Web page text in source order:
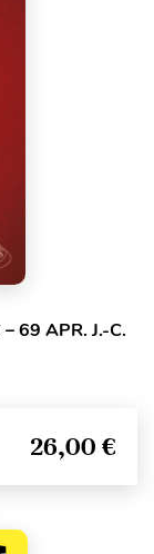
– 69 APR. J.-C.
26,00 €